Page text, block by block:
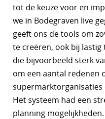
tot de keuze voor en
we in Bodegraven live
geeft ons de tools om
te creëren, ook bij
die bijvoorbeeld sterk
om een aantal redenen
supermarktorganisaties
Het systeem had een
planning